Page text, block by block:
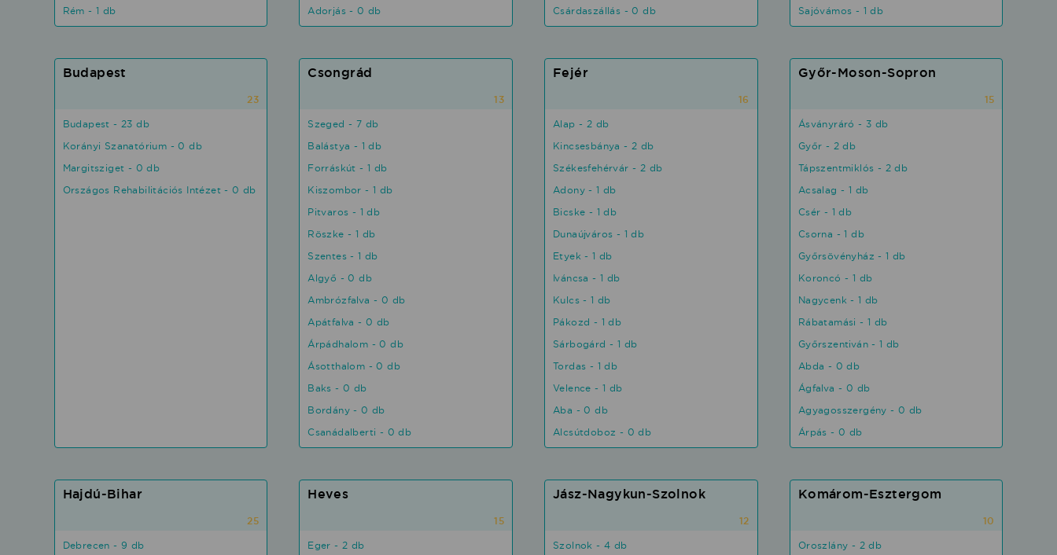
Rém - 1 db
Adorjás - 0 db
Csárdaszállás - 0 db
Sajóvámos - 1 db
Budapest
23
Budapest - 23 db
Korányi Szanatórium - 0 db
Margitsziget - 0 db
Országos Rehabilitációs Intézet - 0 db
Csongrád
13
Szeged - 7 db
Balástya - 1 db
Forráskút - 1 db
Kiszombor - 1 db
Pitvaros - 1 db
Röszke - 1 db
Szentes - 1 db
Algyő - 0 db
Ambrózfalva - 0 db
Apátfalva - 0 db
Árpádhalom - 0 db
Ásotthalom - 0 db
Baks - 0 db
Bordány - 0 db
Csanádalberti - 0 db
Fejér
16
Alap - 2 db
Kincsesbánya - 2 db
Székesfehérvár - 2 db
Adony - 1 db
Bicske - 1 db
Dunaújváros - 1 db
Etyek - 1 db
Iváncsa - 1 db
Kulcs - 1 db
Pákozd - 1 db
Sárbogárd - 1 db
Tordas - 1 db
Velence - 1 db
Aba - 0 db
Alcsútdoboz - 0 db
Győr-Moson-Sopron
15
Ásványráró - 3 db
Győr - 2 db
Tápszentmiklós - 2 db
Acsalag - 1 db
Csér - 1 db
Csorna - 1 db
Győrsövényház - 1 db
Koroncó - 1 db
Nagycenk - 1 db
Rábatamási - 1 db
Győrszentiván - 1 db
Abda - 0 db
Ágfalva - 0 db
Agyagosszergény - 0 db
Árpás - 0 db
Hajdú-Bihar
25
Debrecen - 9 db
Heves
15
Eger - 2 db
Jász-Nagykun-Szolnok
12
Szolnok - 4 db
Komárom-Esztergom
10
Oroszlány - 2 db